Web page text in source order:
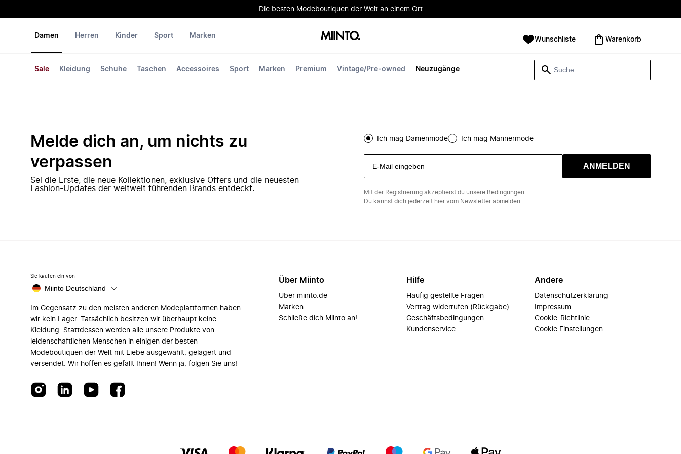
Die besten Modeboutiquen der Welt an einem Ort
Damen
Sale Kleidung Schuhe Taschen Accessoires Sport Marken Premium Vintage/Pre-owned Neuzugänge
Herren Kinder Sport Marken Wunschliste Warenkorb
Melde dich an, um nichts zu
verpassen
Sei die Erste, die neue Kollektionen, exklusive Offers und die neuesten
Fashion-Updates der weltweit führenden Brands entdeckt.
Ich mag Damenmode Ich mag Männermode
ANMELDEN
Mit der Registrierung akzeptierst du unsere Bedingungen
Du kannst dich jederzeit hiervom Newsletter abmelden.
Sie kaufen ein von
Miinto Deutschland
Im Gegensatz zu den meisten anderen Modeplattformen haben
wir kein Lager. Tatsächlich besitzen wir überhaupt keine
Kleidung. Stattdessen werden alle unsere Produkte von
leidenschaftlichen Menschen in einigen der besten
Modeboutiquen der Welt mit Liebe ausgewählt, gelagert und
versendet. Wir hoffen es gefällt Ihnen! Wenn ja, folgen Sie uns!
Über Miinto
Über miinto.de
Marken
Schließe dich Miinto an!
Hilfe
Häufig gestellte Fragen
Vertrag widerrufen (Rückgabe)
Geschäftsbedingungen
Kundenservice
Andere
Datenschutzerklärung
Impressum
Cookie-Richtlinie
Cookie Einstellungen